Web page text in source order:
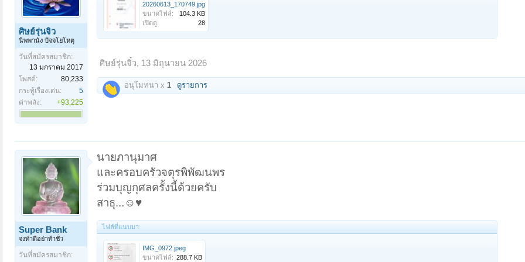
ศิษย์รุ่นจิ๋ว
นิพพานัง ปัจจโยโหตุ
วันที่สมัครสมาชิก:
13 มกราคม 2017
โพสต์:
80,233
กระทู้เรื่องเด่น:
5
ค่าพลัง:
+93,225
20260613_170749.jpg
ขนาดไฟล์:
104.3 KB
เปิดดู:
28
ศิษย์รุ่นจิ๋ว, 13 มิถุนายน 2026
อนุโมทนา x 1 ดูรายการ
Super Bank
จงทำดีอย่าทำชั่ว
วันที่สมัครสมาชิก:
นายภานุมาศ
และครอบครัวจตุรพิพัฒนพร
ร่วมบุญกุศลครั้งนี้ด้วยครับ
สาธุ...☺️♥️
ไฟล์ที่แนบมา:
IMG_0972.jpeg
ขนาดไฟล์: 288.7 KB